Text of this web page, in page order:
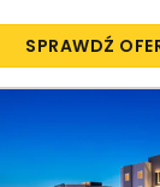
SPRAWDŹ